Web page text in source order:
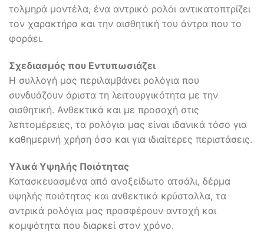
τολμηρά μοντέλα, ένα αντρικό ρολόι αντικατοπτρίζει
τον χαρακτήρα και την αισθητική του άντρα που το
φοράει.
Σχεδιασμός που Εντυπωσιάζει
Η συλλογή μας περιλαμβάνει ρολόγια που
συνδυάζουν άριστα τη λειτουργικότητα με την
αισθητική. Ανθεκτικά και με προσοχή στις
λεπτομέρειες, τα ρολόγια μας είναι ιδανικά τόσο για
καθημερινή χρήση όσο και για ιδιαίτερες περιστάσεις.
Υλικά Υψηλής Ποιότητας
Κατασκευασμένα από ανοξείδωτο ατσάλι, δέρμα
υψηλής ποιότητας και ανθεκτικά κρύσταλλα, τα
αντρικά ρολόγια μας προσφέρουν αντοχή και
κομψότητα που διαρκεί στον χρόνο.